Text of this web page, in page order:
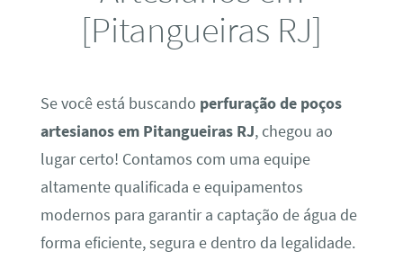
[Pitangueiras RJ]
Se você está buscando perfuração de poços
artesianos em Pitangueiras RJ, chegou ao
lugar certo! Contamos com uma equipe
altamente qualificada e equipamentos
modernos para garantir a captação de água de
forma eficiente, segura e dentro da legalidade.